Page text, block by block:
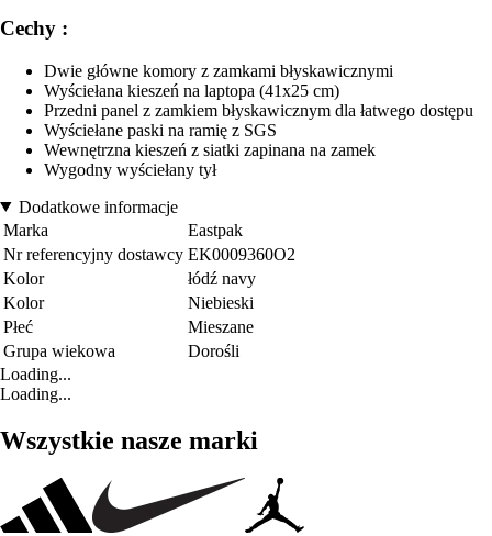
Cechy :
Dwie główne komory z zamkami błyskawicznymi
Wyściełana kieszeń na laptopa (41x25 cm)
Przedni panel z zamkiem błyskawicznym dla łatwego dostępu
Wyściełane paski na ramię z SGS
Wewnętrzna kieszeń z siatki zapinana na zamek
Wygodny wyściełany tył
Dodatkowe informacje
Marka
Eastpak
Nr referencyjny dostawcy EK0009360O2
Kolor
łódź navy
Kolor
Niebieski
Płeć
Mieszane
Grupa wiekowa
Dorośli
Loading...
Loading...
Wszystkie nasze marki